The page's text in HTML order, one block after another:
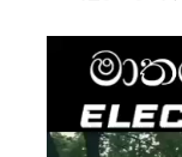
Player